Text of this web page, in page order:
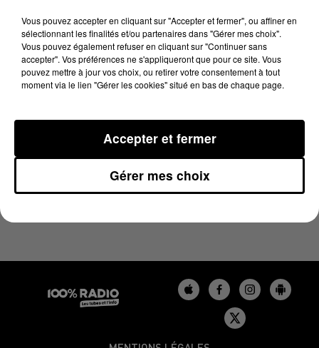
3 juillet 2023 - 4 min 19 sec
LES INFOS DU BÉARN DU 03/07/2023 À 07H59
Vous pouvez accepter en cliquant sur "Accepter et fermer", ou affiner en
sélectionnant les finalités et/ou partenaires dans "Gérer mes choix".
Vous pouvez également refuser en cliquant sur "Continuer sans
accepter". Vos préférences ne s'appliqueront que pour ce site. Vous
pouvez mettre à jour vos choix, ou retirer votre consentement à tout
moment via le lien "Gérer les cookies" situé en bas de chaque page.
Gérer mes choix
Accepter et fermer